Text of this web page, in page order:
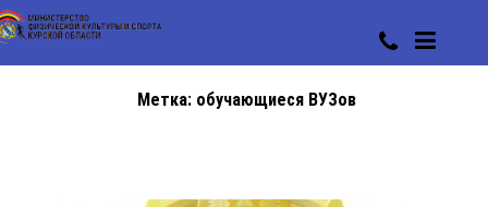
Метка: обучающиеся ВУЗов